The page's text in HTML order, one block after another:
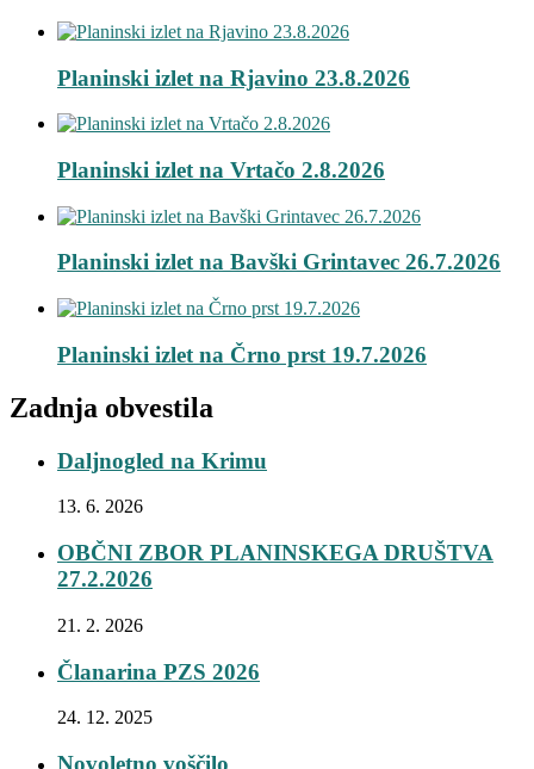
Planinski izlet na Rjavino 23.8.2026
Planinski izlet na Vrtačo 2.8.2026
Planinski izlet na Bavški Grintavec 26.7.2026
Planinski izlet na Črno prst 19.7.2026
Zadnja obvestila
Daljnogled na Krimu
13. 6. 2026
OBČNI ZBOR PLANINSKEGA DRUŠTVA
27.2.2026
21. 2. 2026
Članarina PZS 2026
24. 12. 2025
Novoletno voščilo